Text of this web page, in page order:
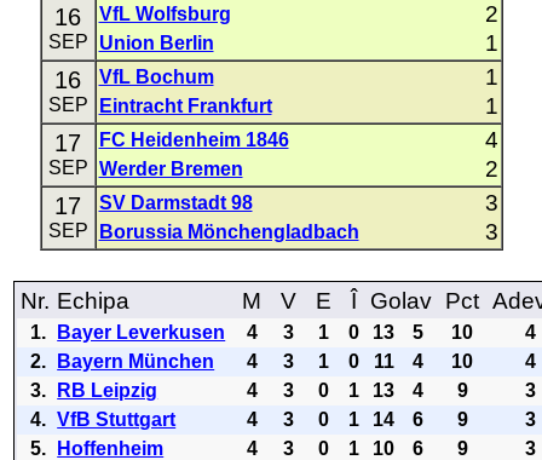
16
SEP
VfL Wolfsburg 2
Union Berlin 1
16
SEP
VfL Bochum 1
Eintracht Frankfurt 1
17
SEP
FC Heidenheim 1846 4
Werder Bremen 2
17
SEP
SV Darmstadt 98 3
Borussia Mönchengladbach 3
Nr. Echipa M V E Î Golav Pct
1. Bayer Leverkusen 4 3 1 0 13 5 10
4
2.
Bayern München 4 3 1 0 11 4 10
4
3.
RB Leipzig 4 3 0 1 13 4 9
3
4. VfB Stuttgart 4 3 0 1 14 6 9
3
5.
Hoffenheim 4 3 0 1 10 6 9
3